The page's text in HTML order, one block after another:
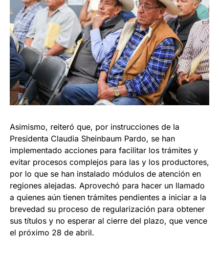
Asimismo, reiteró que, por instrucciones de la
Presidenta Claudia Sheinbaum Pardo, se han
implementado acciones para facilitar los trámites y
evitar procesos complejos para las y los productores,
por lo que se han instalado módulos de atención en
regiones alejadas. Aprovechó para hacer un llamado
a quienes aún tienen trámites pendientes a iniciar a la
brevedad su proceso de regularización para obtener
sus títulos y no esperar al cierre del plazo, que vence
el próximo 28 de abril.